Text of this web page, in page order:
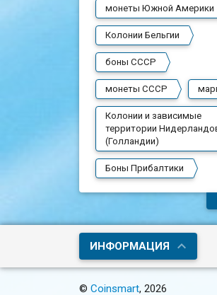
монеты Южной Америки
Колонии Бельгии
боны СССР
монеты СССР
Колонии и зависимые
территории
(Голландии)
Боны Прибалтики
ИНФОРМАЦИЯ
©Coinsmart, 2026